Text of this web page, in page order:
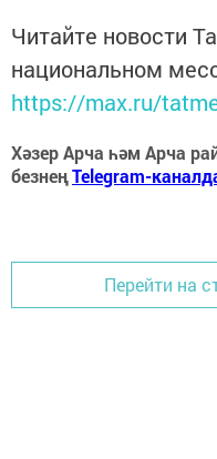
Читайте новости
национальном
https://max.ru/
Хәзер Арча һәм Арча
безнеңTelegram-
Перейти на